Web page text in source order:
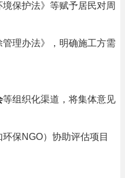
境保护法》等赋予居民对周
理办法》，明确施工方需
等组织化渠道，将集体意见
保NGO）协助评估项目